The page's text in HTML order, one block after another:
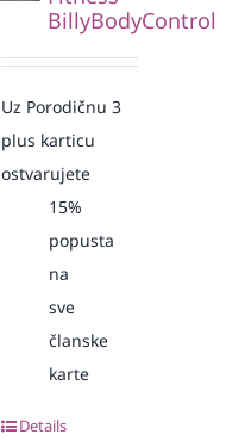
BillyBodyControl
Uz Porodičnu 3
plus karticu
ostvarujete
15%
popusta
na
sve
članske
karte
Details